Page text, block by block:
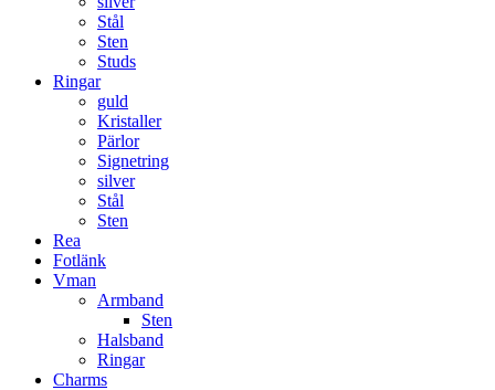
Stål
Sten
Studs
Ringar
guld
Kristaller
Pärlor
Signetring
silver
Stål
Sten
Rea
Fotlänk
Vman
Armband
Sten
Halsband
Ringar
Charms